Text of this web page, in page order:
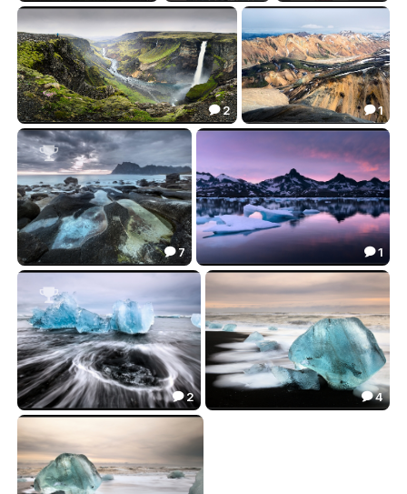
Закат над зубьями скал.
49.42
Девочка племени Цамай.
35.71
Цамаи
33.67
Haifoss
48.77
 2
Риолитовые Горы Исландии
27.13
 1

Побережье Норвегии
46.53
 7
Бухта Тассилаг
29.62
 1

Льды Исландии
54.68
 2
 4